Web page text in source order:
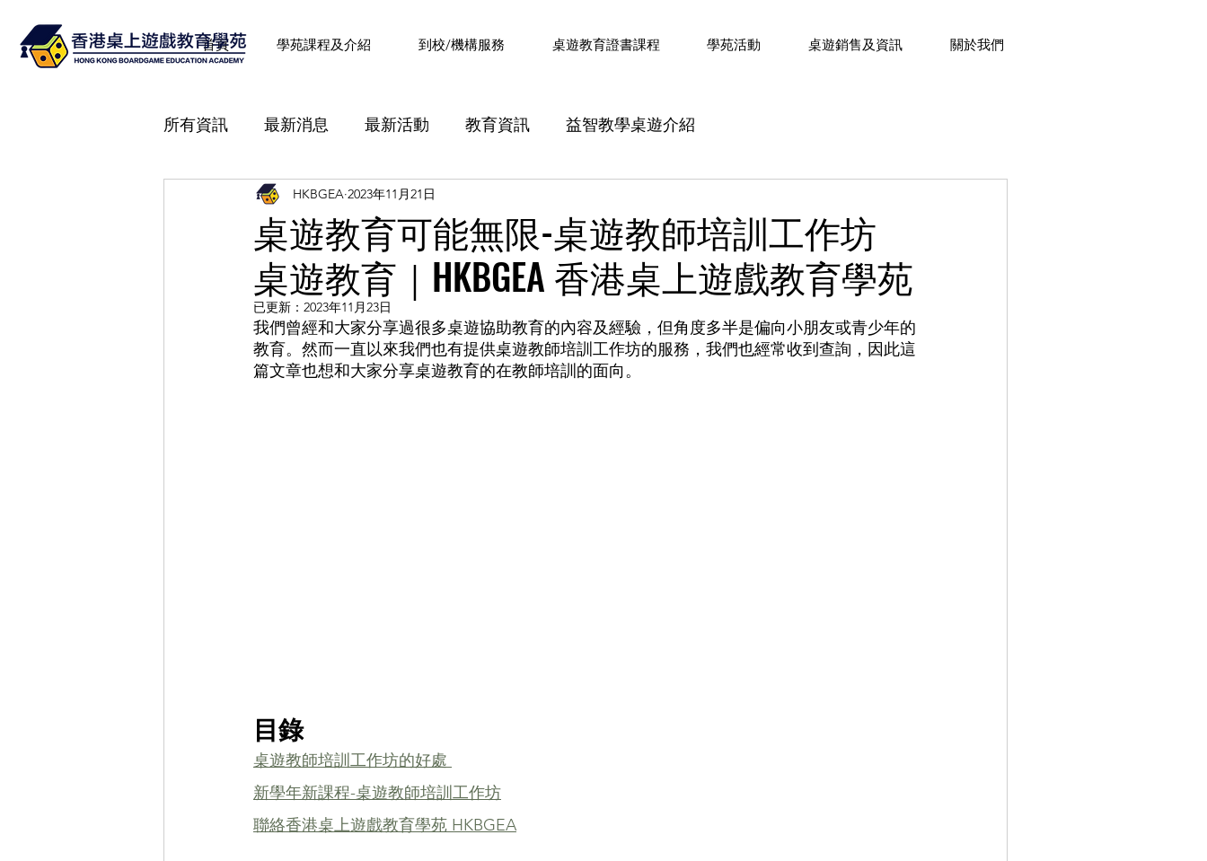
首頁 學苑課程及介紹 ​到校/機構服務 桌遊教育證書課程 學苑活動 桌遊銷售及資訊 關於我們
所有資訊 最新消息 最新活動 教育資訊 益智教學桌遊介紹
《桌遊教育理論及講解技巧證書課程》內容分享
桌遊背後故事 社工專業分享 Minecraft 字詞解釋 桌遊教育Q&A 過往活動 最新課程活動
創新智力運動 桌遊體驗
桌遊教育可能無限-桌遊教師培訓工作坊
桌遊教育｜HKBGEA 香港桌上遊戲教育學苑
HKBGEA 2023年11月21日
已更新： 2023年11月23日
我們曾經和大家分享過很多桌遊協助教育的內容及經驗，但角度多半是偏向小朋友或青少年的
教育。然而一直以來我們也有提供桌遊教師培訓工作坊的服務，我們也經常收到查詢，因此這
篇文章也想和大家分享桌遊教育的在教師培訓的面向。
目錄
桌遊教師培訓工作坊的好處
新學年新課程-桌遊教師培訓工作坊
聯絡香港桌上遊戲教育學苑 HKBGEA